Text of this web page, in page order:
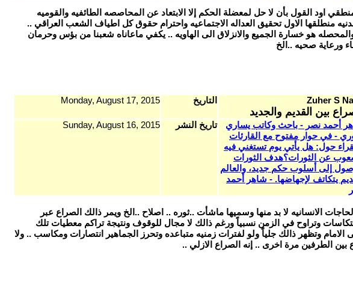
اود القول بأن لا حل لمعضلة الحكم إلا الابتعاد عن المحاصصه الطائفيه والقوميه
منطلقها الاول تحقيق العداله الاجتماعيه واحترام حقوق كل اطياف الشعب العراقي ..
هو خسارة الجميع والانزلاق الى الهاويه .. يكفي ماعاناه شعبنا من بؤس وحرمان
ورعاية صحيه ..الخ
Zuher S
بين القديم والجديد
التاريخ Monday, August 17, 2015
أحمد نصر - باحث وكاتب يساري
- في حوار مفتوح مع القارئات
حول: هل يأتي يوم تستغني فيه
عن الثورات؟هدف الثورات
إلى أسلوب حكم جديد، والعالم
يتكاتف لإجهاضها. - شاهر أحمد
تاريخ النشر Sunday, August 16, 2015
الانسانيه لا بد منها وسميها ماشأت ..ثوره .. اصلاح ..الخ ويمر ذالك الصراع عبر
وتراوح في الزمن نسبياً ورغم ذالك لا مجال للوقوف ونتيجة تراكم معطيات تلك
الامام وتظهر ذالك جلياً ولو لفترات زمنيه متباعده وتحرز الجماهير انتصارات ومكاسب .. ولا
الطرفين مرة اخرى .. إنه الصراع الازلي ..